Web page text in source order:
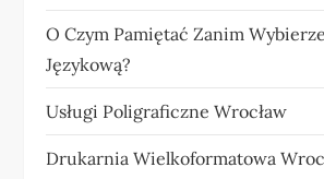
O Czym Pamiętać Zanim
Językową?
Usługi Poligraficzne Wrocław
Drukarnia Wielkoformatowa